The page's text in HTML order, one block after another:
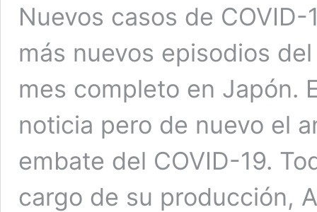
Nuevos casos de
más nuevos episodios
mes completo en Japón.
noticia pero de nuevo el
embate del COVID-19.
cargo de su producción,